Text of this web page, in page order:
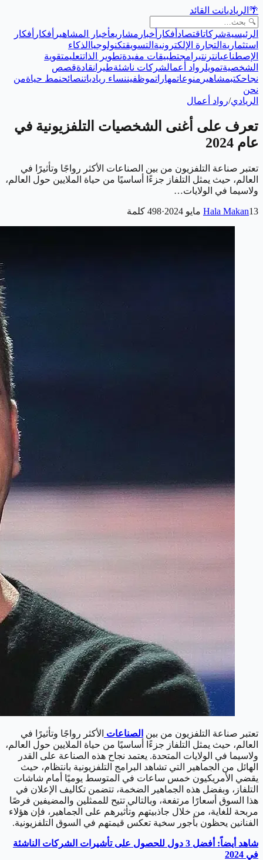
🌴 الرياديانت القائد
الرئيسيةشركاتاقتصاد أفكار أخبار مشاريعأخبار المشاهير أفكار أفكار
استثمارية التجارة الإلكترونية التسويقتكنولوجيا الذكاء
الإصطناعيانترنتبرامجتطبيقات مفيدةتطوير الذاتتعليمتقوية
الشخصيةتمويلرواد أعمالشركات ناشئةطيرانقادةقصص
نجاحكتبمشاهير منوعاتمهاراتموظفيننساء ريادياتنصائحنمط حياةمن
نحن
الريادي/رواد أعمال
تعرف على أغنى الشخصيات التلفزيونية في
عام 2024
تعتبر صناعة التلفزيون من بين الصناعات الأكثر رواجًا وتأثيرًا في
العالم، حيث يمثل التلفاز جزءًا أساسيًا من حياة الملايين حول العالم،
ولاسيما في الولايات…
Hala Makan13 مايو 2024 ·
498 كلمة
تعتبر صناعة التلفزيون من بين الصناعات الأكثر رواجًا وتأثيرًا في
العالم، حيث يمثل التلفاز جزءًا أساسيًا من حياة الملايين حول العالم،
ولاسيما في الولايات المتحدة. يعتمد نجاح هذه الصناعة على القدر
الهائل من الجماهير التي تشاهد البرامج التلفزيونية بانتظام، حيث
يقضي الأمريكيون خمس ساعات في المتوسط يوميًا أمام شاشات
التلفاز، وبفضل هذه الجماهير الضخمة، تتضمن تكاليف الإعلان في
هذا السوق أسعارًا مرتفعة، وبالتالي تتيح للممثلين والمضيفين فرصًا
مربحة للغاية، من خلال جاذبيتهم وتأثيرهم على الجماهير، فإن هؤلاء
الفنانين يحظون بأجور سخية تعكس قيمتهم في السوق التلفزيونية.
شاهد أيضاً: أفضل 3 دول للحصول على تأشيرات الشركات الناشئة
في 2024